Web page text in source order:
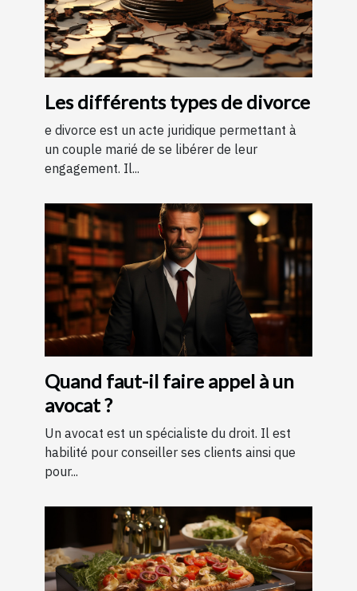
Les différents types de divorce
e divorce est un acte juridique permettant à
un couple marié de se libérer de leur
engagement. Il...
Quand faut-il faire appel à un
avocat ?
Un avocat est un spécialiste du droit. Il est
habilité pour conseiller ses clients ainsi que
pour...